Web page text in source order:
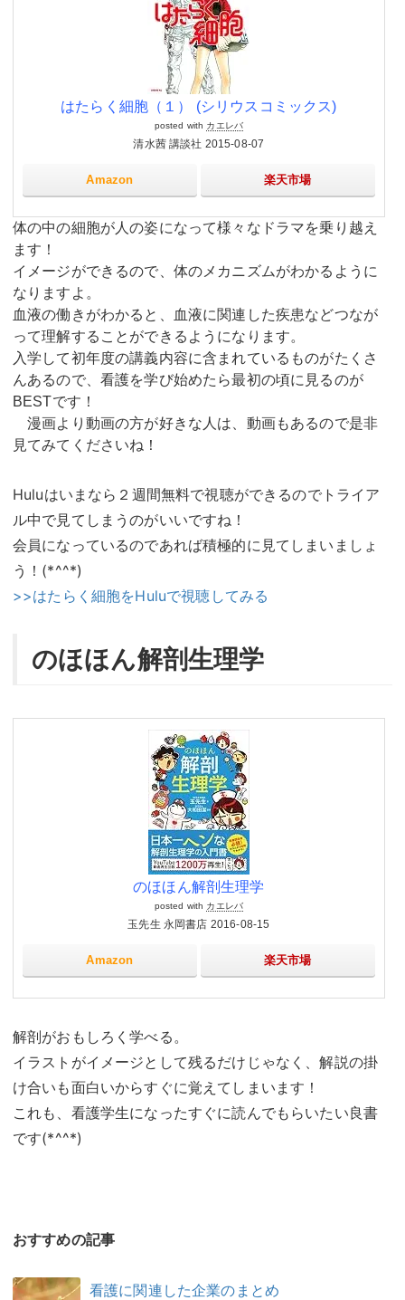
はたらく細胞（１） (シリウスコミックス)
posted with カエレバ
清水茜 講談社 2015-08-07
Amazon 楽天市場
体の中の細胞が人の姿になって様々なドラマを乗り越え
ます！
イメージができるので、体のメカニズムがわかるように
なりますよ。
血液の働きがわかると、血液に関連した疾患などつなが
って理解することができるようになります。
入学して初年度の講義内容に含まれているものがたくさ
んあるので、看護を学び始めたら最初の頃に見るのが
BESTです！
漫画より動画の方が好きな人は、動画もあるので是非
見てみてくださいね！
Huluはいまなら２週間無料で視聴ができるのでトライア
ル中で見てしまうのがいいですね！
会員になっているのであれば積極的に見てしまいましょ
う！(*^^*)
>>はたらく細胞をHuluで視聴してみる
のほほん解剖生理学
のほほん解剖生理学
posted with カエレバ
玉先生 永岡書店 2016-08-15
Amazon 楽天市場
解剖がおもしろく学べる。
イラストがイメージとして残るだけじゃなく、解説の掛
け合いも面白いからすぐに覚えてしまいます！
これも、看護学生になったすぐに読んでもらいたい良書
です(*^^*)
おすすめの記事
看護に関連した企業のまとめ